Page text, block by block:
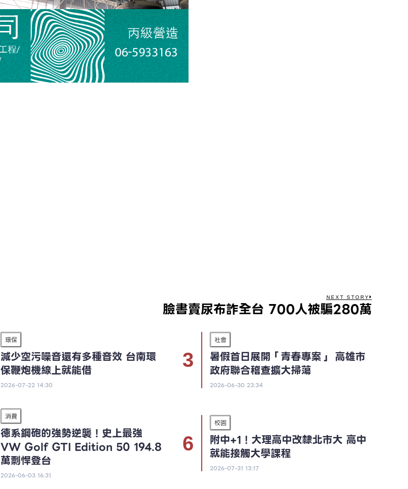
NEXT STORY
臉書賣尿布詐全台 700人被騙280萬
環保
減少空污噪音還有多種音效 台南環
保鞭炮機線上就能借
2026-07-22 14:30
社會
暑假首日展開「青春專案」 高雄市
政府聯合稽查擴大掃蕩
2026-06-30 23:34
消費
德系鋼砲的強勢逆襲！史上最強
VW Golf GTI Edition 50 194.8
萬剽悍登台
2026-06-03 16:31
校園
附中+1！大理高中改隸北市大 高中
就能接觸大學課程
2026-07-31 13:17